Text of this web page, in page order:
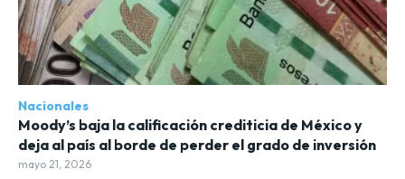
Nacionales
Moody’s baja la calificación crediticia de México y
deja al país al borde de perder el grado de inversión
mayo 21, 2026